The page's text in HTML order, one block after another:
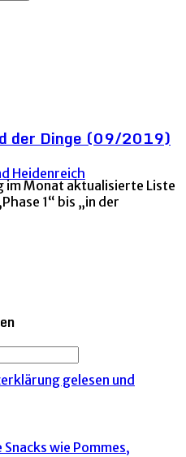
der Dinge (09/2019)
Heidenreich
im Monat aktualisierte Liste
1“ bis „in der
gelesen und